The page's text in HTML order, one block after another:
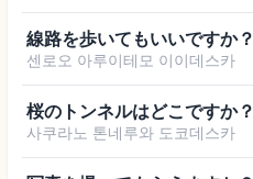
線路を歩いてもいいですか？
센로오 아루이테모 이이데스카
桜のトンネルはどこですか？
사쿠라노 톤네루와 도코데스카